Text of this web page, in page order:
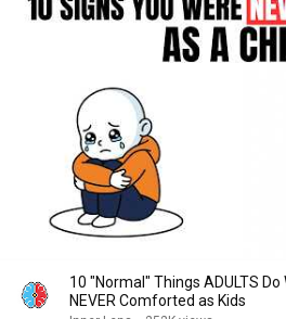
10 "Normal" Things ADULTS
NEVER Comforted as Kids